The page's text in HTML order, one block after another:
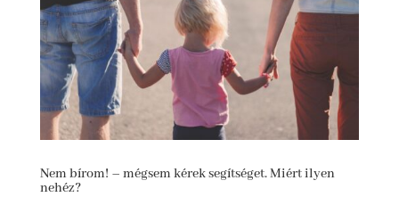
Nem bírom! – mégsem kérek segítséget. Miért ilyen
nehéz?